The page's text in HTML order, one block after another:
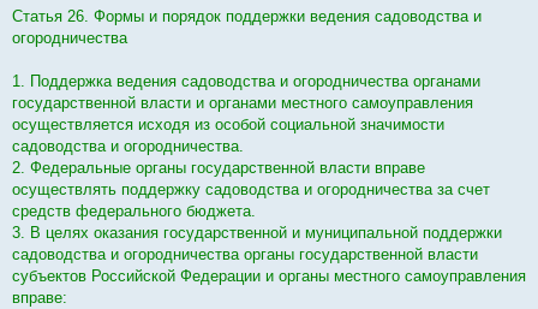
п
о
т
а
н
о
е
с
о
о
б
щ
н
и
Статья 26. Формы и порядок поддержки ведения садоводства и
огородничества
1. Поддержка ведения садоводства и огородничества органами
государственной власти и органами местного самоуправления
осуществляется исходя из особой социальной значимости
садоводства и огородничества.
2. Федеральные органы государственной власти вправе
осуществлять поддержку садоводства и огородничества за счет
средств федерального бюджета.
3. В целях оказания государственной и муниципальной поддержки
садоводства и огородничества органы государственной власти
субъектов Российской Федерации и органы местного самоуправления
вправе: